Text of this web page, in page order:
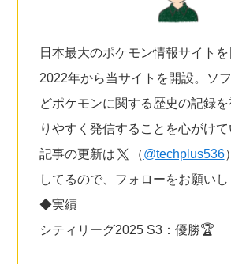
日本最大のポケモン情報サイト
2022年から当サイトを開設。ソ
どポケモンに関する歴史の記録
りやすく発信することを心がけて
記事の更新は
（@techplus536
してるので、フォローをお願いし
◆実績
シティリーグ2025 S3：優勝🏆